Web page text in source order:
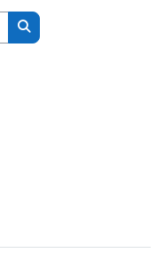
Vyhledat kurzy